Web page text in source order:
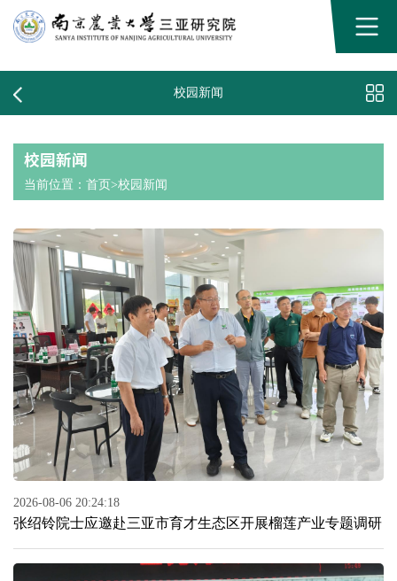
校园新闻
校园新闻
当前位置： 首页>校园新闻
2026-08-06 20:24:18
张绍铃院士应邀赴三亚市育才生态区开展榴莲产业专题调研